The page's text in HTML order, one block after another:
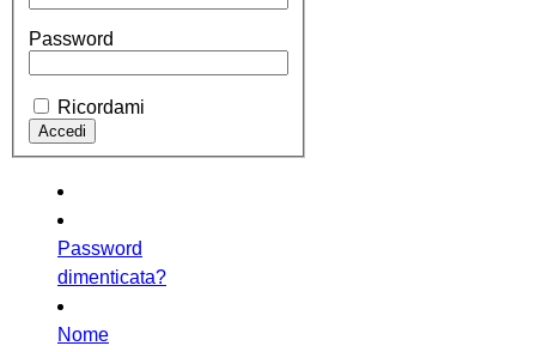
Password
Ricordami
Password
dimenticata?
Nome